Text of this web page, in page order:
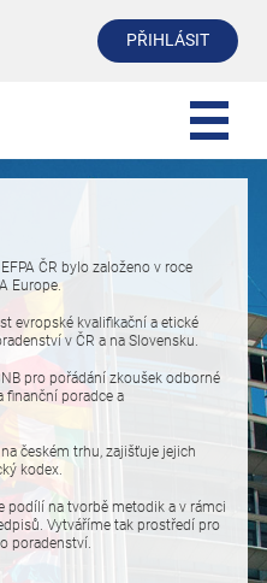
PŘIHLÁSIT
ČR bylo založeno v roce
Europe.
evropské kvalifikační a etické
v ČR a na Slovensku.
pro pořádání zkoušek odborné
finanční poradce a
českém trhu, zajišťuje jejich
kodex.
podílí na tvorbě metodik a v rámci
Vytváříme tak prostředí pro
poradenství.